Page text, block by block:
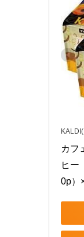
カフ
ヒー
0p）